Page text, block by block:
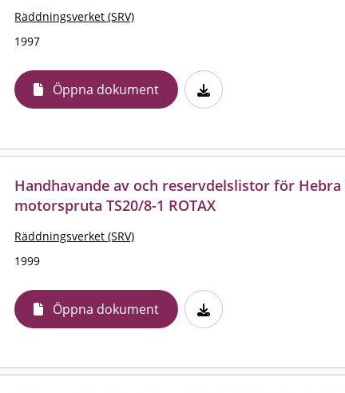
Räddningsverket (SRV)
1997
Öppna dokument
Handhavande av och reservdelslistor för Hebra
motorspruta TS20/8-1 ROTAX
Räddningsverket (SRV)
1999
Öppna dokument